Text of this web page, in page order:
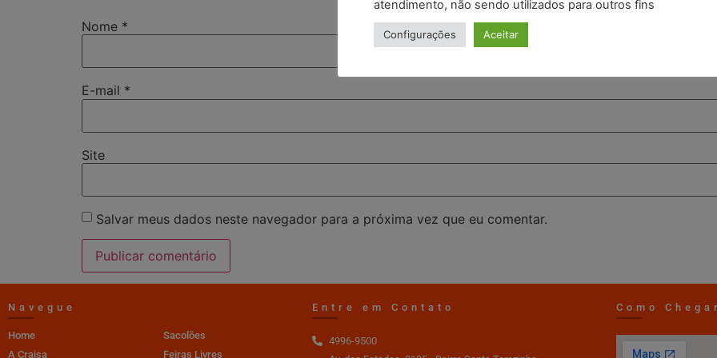
Nome *
E-mail *
Site
Salvar meus dados neste navegador para a próxima vez que eu comentar.
Navegue
Home
A Craisa
Sacolões
Feiras Livres
Entre em Contato
4996-9500
Como
atendimento, não sendo utilizados para outros fins
Configurações Aceitar